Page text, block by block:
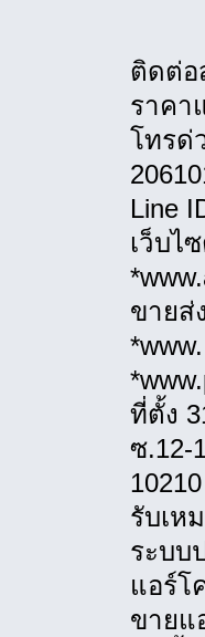
ติดต่อ
ราคา
โทรด่
Line
เว็บไ
ขายส่
ที่ตั้ง
ซ.12-
10210
รับเห
ระบบ
แอร์โ
ขายแ